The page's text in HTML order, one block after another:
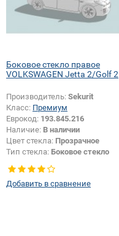
Боковое стекло правое
VOLKSWAGEN Jetta 2/Golf 2
Производитель: Sekurit
Класс: Премиум
Еврокод: 193.845.216
Наличие: В наличии
Цвет стекла: Прозрачное
Тип стекла: Боковое стекло
правое
Добавить в сравнение